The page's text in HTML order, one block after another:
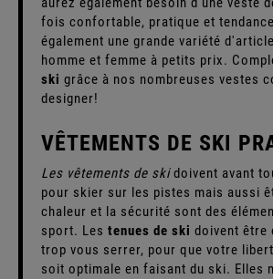
fois confortable, pratique et
également une grande variété
homme et femme à petits prix.
ski grâce à nos nombreuses vestes
designer!
VÊTEMENTS DE SKI
Les vêtements de skidoivent avant
pour skier sur les pistes mais aussi
chaleur et la sécurité sont des
sport. Les tenues de ski doivent être
trop vous serrer, pour que votre
soit optimale en faisant du ski. Elles